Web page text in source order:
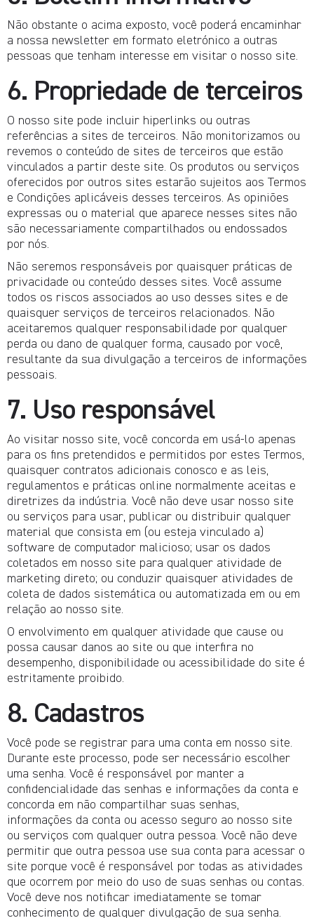
Não obstante o acima exposto, você poderá encaminhar
a nossa newsletter em formato eletrónico a outras
pessoas que tenham interesse em visitar o nosso site.
6. Propriedade de terceiros
O nosso site pode incluir hiperlinks ou outras
referências a sites de terceiros. Não monitorizamos ou
revemos o conteúdo de sites de terceiros que estão
vinculados a partir deste site. Os produtos ou serviços
oferecidos por outros sites estarão sujeitos aos Termos
e Condições aplicáveis desses terceiros. As opiniões
expressas ou o material que aparece nesses sites não
são necessariamente compartilhados ou endossados
por nós.
Não seremos responsáveis por quaisquer práticas de
privacidade ou conteúdo desses sites. Você assume
todos os riscos associados ao uso desses sites e de
quaisquer serviços de terceiros relacionados. Não
aceitaremos qualquer responsabilidade por qualquer
perda ou dano de qualquer forma, causado por você,
resultante da sua divulgação a terceiros de informações
pessoais.
7. Uso responsável
Ao visitar nosso site, você concorda em usá-lo apenas
para os fins pretendidos e permitidos por estes Termos,
quaisquer contratos adicionais conosco e as leis,
regulamentos e práticas online normalmente aceitas e
diretrizes da indústria. Você não deve usar nosso site
ou serviços para usar, publicar ou distribuir qualquer
material que consista em (ou esteja vinculado a)
software de computador malicioso; usar os dados
coletados em nosso site para qualquer atividade de
marketing direto; ou conduzir quaisquer atividades de
coleta de dados sistemática ou automatizada em ou em
relação ao nosso site.
O envolvimento em qualquer atividade que cause ou
possa causar danos ao site ou que interfira no
desempenho, disponibilidade ou acessibilidade do site é
estritamente proibido.
8. Cadastros
Você pode se registrar para uma conta em nosso site.
Durante este processo, pode ser necessário escolher
uma senha. Você é responsável por manter a
confidencialidade das senhas e informações da conta e
concorda em não compartilhar suas senhas,
informações da conta ou acesso seguro ao nosso site
ou serviços com qualquer outra pessoa. Você não deve
permitir que outra pessoa use sua conta para acessar o
site porque você é responsável por todas as atividades
que ocorrem por meio do uso de suas senhas ou contas.
Você deve nos notificar imediatamente se tomar
conhecimento de qualquer divulgação de sua senha.